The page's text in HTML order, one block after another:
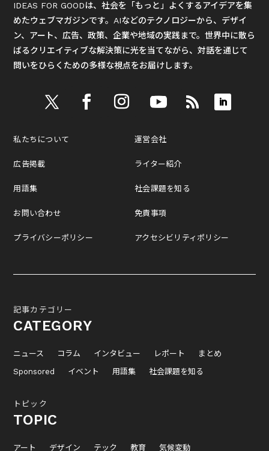
IDEAS FOR GOODは、社会を「もっと」よくするアイデアを集
めたウェブマガジンです。AIなどのテクノロジーから、デザイ
ン、アート、広告、政策、企業や地域の実践まで。世界中に散ら
ばるクリエイティブな解決策に光を当てながら、対話を通じて
問いをひらくための多様な視点をお届けします。
私たちについて
広告掲載
用語集
お問い合わせ
プライバシーポリシー
運営会社
ライター紹介
社会課題を知る
免責事項
アクセシビリティポリシー
記事カテゴリー
CATEGORY
ニュース コラム インタビュー レポート
まとめ
Sponsored
イベント 用語集 社会課題を知る
トピック
TOPIC
アート デザイン テック 教育 気候変動